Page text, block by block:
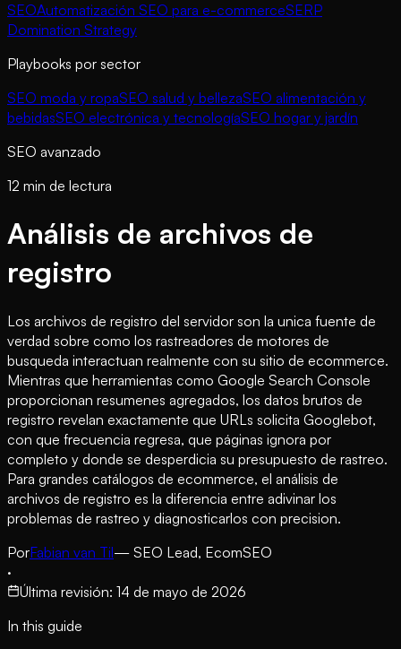
SEOAutomatización SEO para e-commerceSERP
Domination Strategy
Playbooks por sector
SEO moda y ropaSEO salud y bellezaSEO alimentación y
bebidasSEO electrónica y tecnologíaSEO hogar y jardín
SEO avanzado
12 min de lectura
Análisis de archivos de
registro
Los archivos de registro del servidor son la unica fuente de
verdad sobre como los rastreadores de motores de
busqueda interactuan realmente con su sitio de ecommerce.
Mientras que herramientas como Google Search Console
proporcionan resumenes agregados, los datos brutos de
registro revelan exactamente que URLs solicita Googlebot,
con que frecuencia regresa, que páginas ignora por
completo y donde se desperdicia su presupuesto de rastreo.
Para grandes catálogos de ecommerce, el análisis de
archivos de registro es la diferencia entre adivinar los
problemas de rastreo y diagnosticarlos con precision.
PorFabian van Til— SEO Lead, EcomSEO
·
Última revisión: 14 de mayo de 2026
In this guide